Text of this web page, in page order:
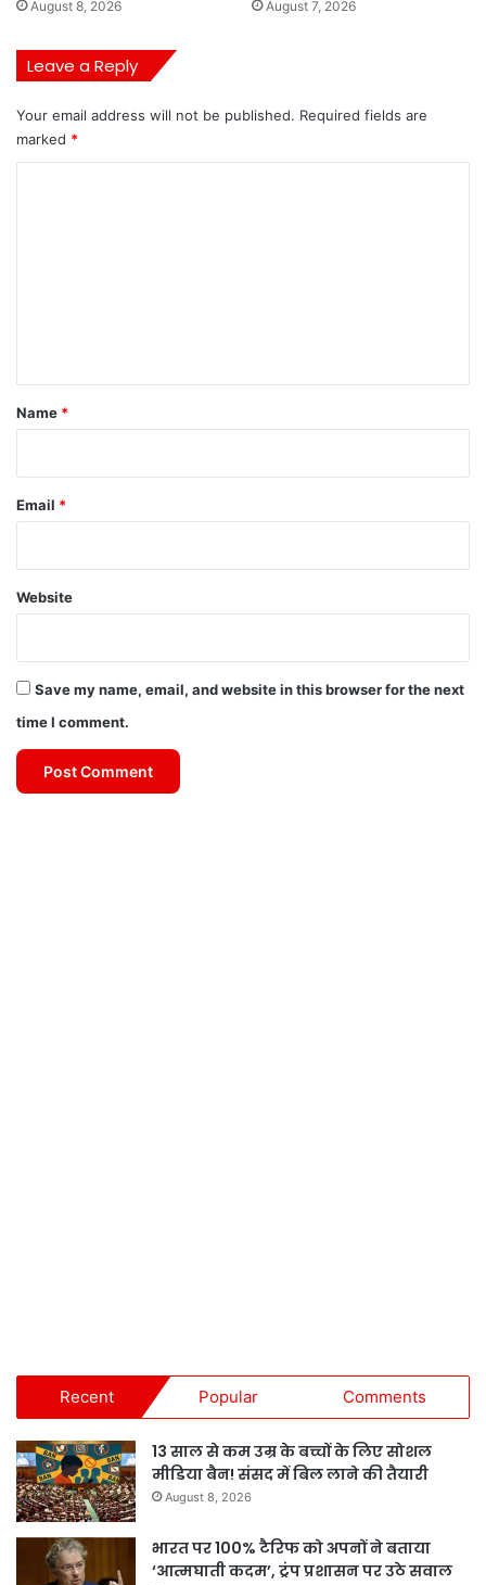
August 8, 2026 August 7, 2026
Leave a Reply
Your email address will not be published. Required fields are
marked *
*
Name *
Email *
Website
Save my name, email, and website in this browser for the next
time I comment.
Recent Popular Comments
13 साल से कम उम्र के बच्चों के लिए सोशल
मीडिया बैन! संसद में बिल लाने की तैयारी
August 8, 2026
भारत पर 100% टैरिफ को अपनों ने बताया
‘आत्मघाती कदम’, ट्रंप प्रशासन पर उठे सवाल